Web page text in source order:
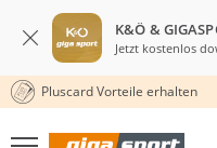
K&Ö &
Jetzt kostenlos
30 TAGE
Pluscard Vorteile erhalten